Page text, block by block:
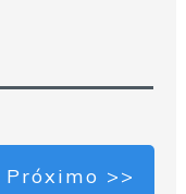
Próximo >>